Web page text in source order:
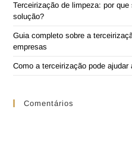
Terceirização de limpeza: por
solução?
Guia completo sobre a
empresas
Como a terceirização pode
Comentários